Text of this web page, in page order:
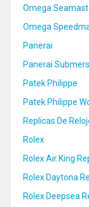
Omega
Omega
Panerai
Panerai
Patek Philippe
Patek Philippe
Replicas De
Rolex
Rolex Air King
Rolex Daytona
Rolex Deepsea